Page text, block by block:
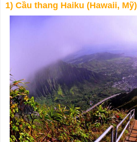
1) Cầu thang Haiku (Hawaii, Mỹ)